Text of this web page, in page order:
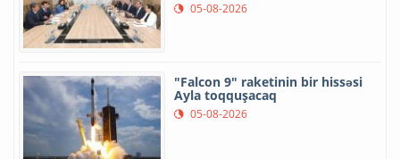
05-08-2026
"Falcon 9" raketinin bir hissəsi
Ayla toqquşacaq
05-08-2026